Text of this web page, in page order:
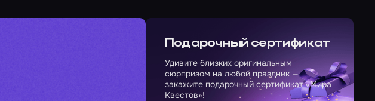
Подарочный сертификат
Удивите близких оригинальным
сюрпризом на любой праздник —
закажите подарочный сертификат «Мира
Квестов»!